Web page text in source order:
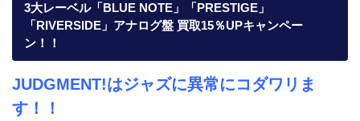
3大レーベル「BLUE NOTE」「PRESTIGE」
「RIVERSIDE」アナログ盤 買取15％UPキャンペー
ン！！
JUDGMENT!はジャズに異常にコダワリま
す！！